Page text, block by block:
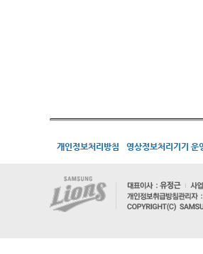
개인정보처리방침 영상정보처리기기 운